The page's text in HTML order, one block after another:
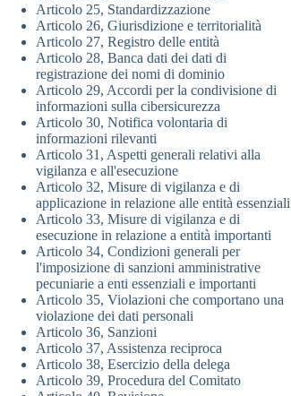
Articolo 25, Standardizzazione
Articolo 26, Giurisdizione e territorialità
Articolo 27, Registro delle entità
Articolo 28, Banca dati dei dati di
registrazione dei nomi di dominio
Articolo 29, Accordi per la condivisione di
informazioni sulla cibersicurezza
Articolo 30, Notifica volontaria di
informazioni rilevanti
Articolo 31, Aspetti generali relativi alla
vigilanza e all'esecuzione
Articolo 32, Misure di vigilanza e di
applicazione in relazione alle entità essenziali
Articolo 33, Misure di vigilanza e di
esecuzione in relazione a entità importanti
Articolo 34, Condizioni generali per
l'imposizione di sanzioni amministrative
pecuniarie a enti essenziali e importanti
Articolo 35, Violazioni che comportano una
violazione dei dati personali
Articolo 36, Sanzioni
Articolo 37, Assistenza reciproca
Articolo 38, Esercizio della delega
Articolo 39, Procedura del Comitato